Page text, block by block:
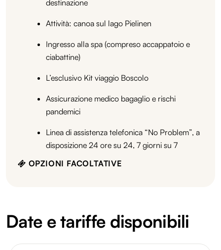
destinazione
Attività: canoa sul lago Pielinen
Ingresso alla spa (compreso accappatoio e
ciabattine)
L’esclusivo Kit viaggio Boscolo
Assicurazione medico bagaglio e rischi
pandemici
Linea di assistenza telefonica “No Problem”, a
disposizione 24 ore su 24, 7 giorni su 7
OPZIONI FACOLTATIVE
Date e tariffe disponibili